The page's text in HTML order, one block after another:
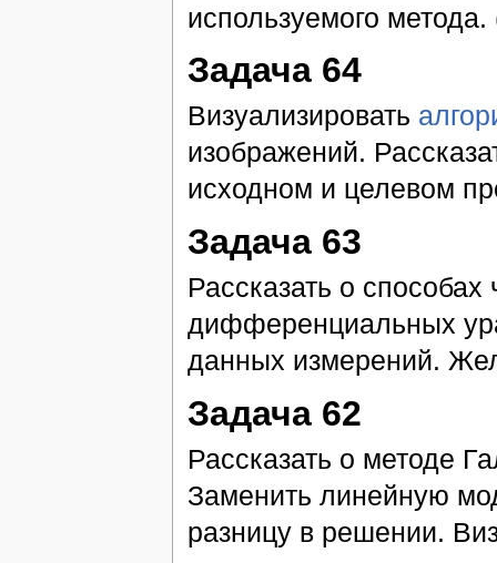
используемого
Задача 64
Визуализировать
изображений.
исходном и целевом
Задача 63
Рассказать о
дифференциальных
данных измерений.
Задача 62
Рассказать о методе
Заменить линейную
разницу в решении.